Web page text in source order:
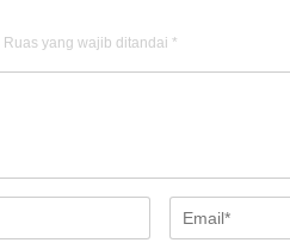
Ruas yang wajib ditandai *